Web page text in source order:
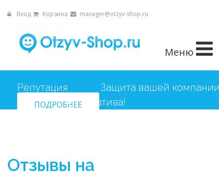
Вход Корзина manager@otzyv-shop.ru
Меню
Репутация
Защита вашей
от негатива!
ПОДРОБНЕЕ
Отзывы на